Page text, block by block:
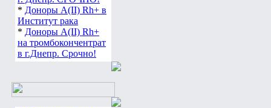
* Доноры А(ІІ) Rh+ в
Институт рака
* Доноры А(ІІ) Rh+
на тромбокончентрат
в г.Днепр. Срочно!